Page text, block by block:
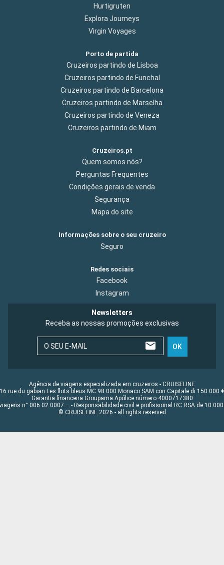
Hurtigruten
Explora Journeys
Virgin Voyages
Porto de partida
Cruzeiros partindo de Lisboa
Cruzeiros partindo de Funchal
Cruzeiros partindo de Barcelona
Cruzeiros partindo de Marselha
Cruzeiros partindo de Veneza
Cruzeiros partindo de Miam
Cruzeiros.pt
Quem somos nós?
Perguntas Frequentes
Condições gerais de venda
Segurança
Mapa do site
Informações sobre o seu cruzeiro
Seguro
Redes sociais
Facebook
Instagram
Newsletters
Receba as nossas promoções exclusivas
O SEU E-MAIL OK
Agência de viagens especializada em cruzeiros - CRUISELINE
16 rue du gabian Les flots bleus MC 98 000 Monaco SAM con Capitale di 150 000 €
Garantia financeira Groupama Apólice número 4000717380
n° 006 02 0007 – - Responsabilidade civil e profissional RC RSA de 10 000
© CRUISELINE 2026 - all rights reserved